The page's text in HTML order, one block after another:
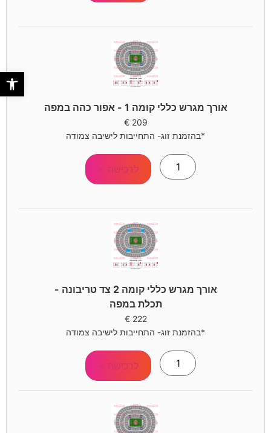
אורך מגרש כללי קומה 1 - אפור כהה במפה
209
€
*בהזמנת זוג- התחייבות לישיבה צמודה
לרכישה >
אורך מגרש כללי קומה 2 צד טריבונה -
תכלת במפה
222
€
*בהזמנת זוג- התחייבות לישיבה צמודה
לרכישה >
פתח